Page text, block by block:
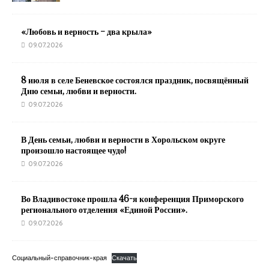
«Любовь и верность – два крыла»
09.07.2026
8 июля в селе Беневское состоялся праздник, посвящённый
Дню семьи, любви и верности.
09.07.2026
В День семьи, любви и верности в Хорольском округе
произошло настоящее чудо!
09.07.2026
Во Владивостоке прошла 46-я конференция Приморского
регионального отделения «Единой России».
09.07.2026
Социальный-справочник-края Скачать